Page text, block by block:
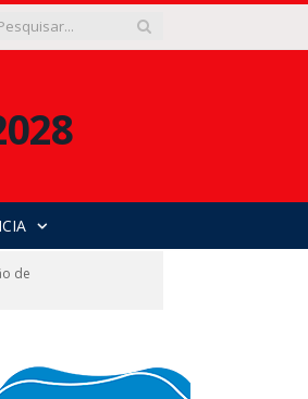
de